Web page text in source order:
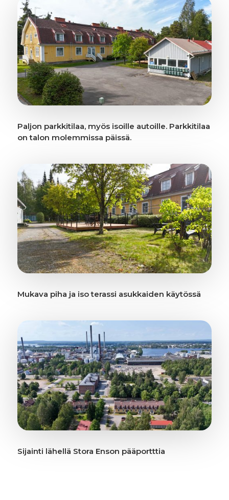
Paljon parkkitilaa, myös isoille autoille. Parkkitilaa
on talon molemmissa päissä.
Mukava piha ja iso terassi asukkaiden käytössä
Sijainti lähellä Stora Enson pääportttia